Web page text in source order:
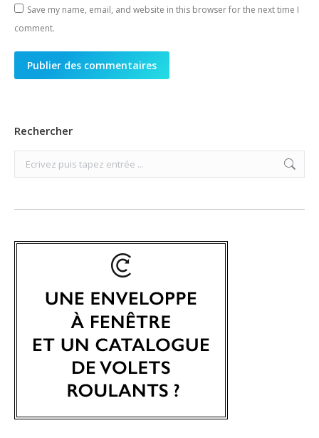
Save my name, email, and website in this browser for the next time I
comment.
Publier des commentaires
Rechercher
Search: